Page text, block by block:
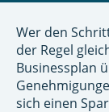
Wer den
der Regel
Businessplan
sich einen